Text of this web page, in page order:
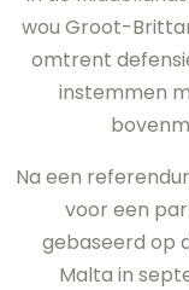
wou Groot-
omtrent
instemmen
Na een
voor een
gebaseerd op
Malta in